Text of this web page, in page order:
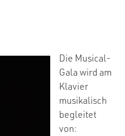
Die Musical-
Gala wird am
Klavier
musikalisch
begleitet
von: